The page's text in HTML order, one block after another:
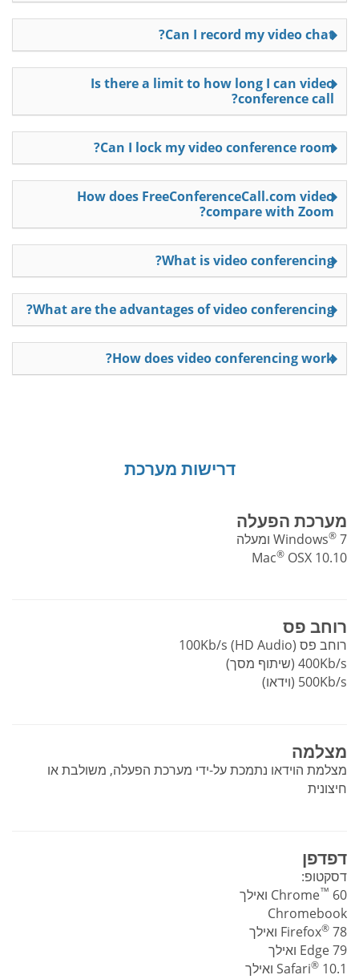
Can I record my video chat?
Is there a limit to how long I can video
conference call?
Can I lock my video conference room?
How does FreeConferenceCall.com video
compare with Zoom?
What is video conferencing?
What are the advantages of video conferencing?
How does video conferencing work?
דרישות מערכת
מערכת הפעלה
Windows® 7 ומעלה
Mac® OSX 10.10
רוחב פס
רוחב פס 100Kb/s (HD Audio)
400Kb/s (שיתוף מסך)
500Kb/s (וידאו)
מצלמה
מצלמת הוידאו נתמכת על-ידי מערכת הפעלה, משולבת או
חיצונית
דפדפן
דסקטופ:
Chrome™ 60 ואילך
Chromebook
Firefox® 78 ואילך
Edge 79 ואילך
Safari® 10.1 ואילך